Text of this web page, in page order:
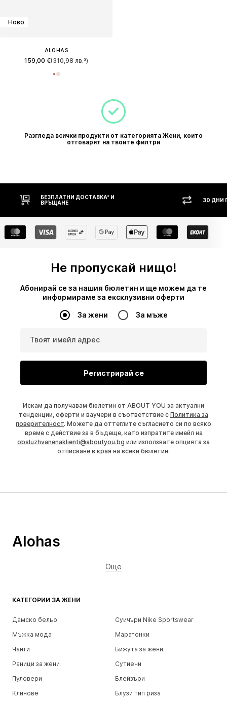
Ново
ALOHAS
159,00 €(310,98 лв.³)
Разгледа всички продукти от категорията Жени, които
отговарят на твоите филтри
30 ДНИ ПРАВО НА ВРЪЩАНЕ
Не пропускай нищо!
Абонирай се за нашия бюлетин и ще можем да те
информираме за ексклузивни оферти
За жени За мъже
Твоят имейл адрес
Регистрирай се
Искам да получавам бюлетин от ABOUT YOU за актуални
тенденции, оферти и ваучери в съответствие с Политика за
поверителност. Можете да оттеглите съгласието си по всяко
време с действие за в бъдеще, като изпратите имейл на
obsluzhvanenaklienti@aboutyou.bg или използвате опцията за
отписване в края на всеки бюлетин.
КАТЕГОРИИ ЗА ЖЕНИ
Дамско бельо
Суичъри Nike Sportswear
Мъжка мода
Маратонки
Чанти
Бижута за жени
Раници за жени
Сутиени
Пуловери
Блейзъри
Клинове
Блузи тип риза
Alohas
Още